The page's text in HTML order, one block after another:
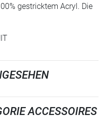
gestricktem Acryl. Die
ACCESSOIRES